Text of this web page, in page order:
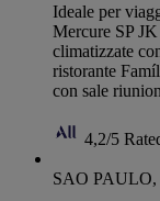
Ideale per
Mercure SP
climatizzate
ristorante
con sale
4,2/5
SAO PAULO,